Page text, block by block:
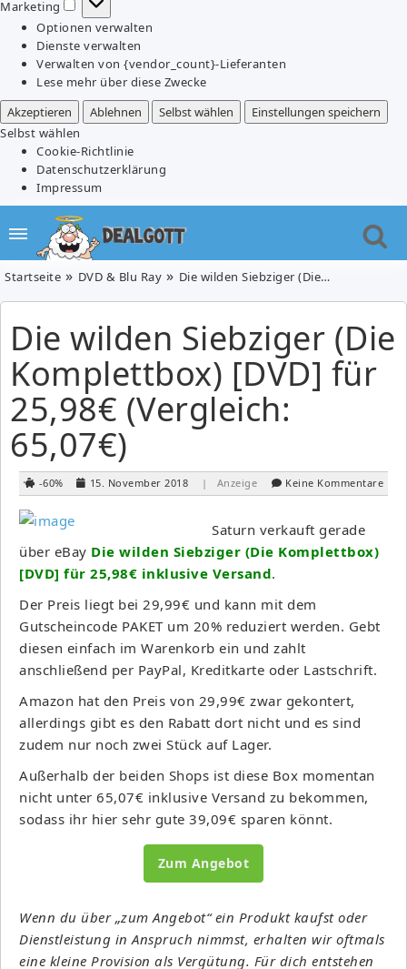
Marketing
Marketing
Optionen verwalten
Dienste verwalten
Verwalten von {vendor_count}-Lieferanten
Lese mehr über diese Zwecke
Akzeptieren
Ablehnen Selbst wählen
Einstellungen speichern
Selbst wählen
Cookie-Richtlinie
Datenschutzerklärung
Impressum
Startseite DVD & Blu Ray Die wilden Siebziger (Die Komplettbox) [DVD] für 25,98€ (Vergleich: 65,07€)
Die wilden Siebziger (Die
Komplettbox) [DVD] für
25,98€ (Vergleich:
65,07€)
-60% 15. November 2018 | Anzeige Keine Kommentare
Saturn verkauft gerade
über eBay Die wilden Siebziger (Die Komplettbox)
[DVD] für 25,98€ inklusive Versand.
Der Preis liegt bei 29,99€ und kann mit dem
Gutscheincode PAKET um 20% reduziert werden. Gebt
diesen einfach im Warenkorb ein und zahlt
anschließend per PayPal, Kreditkarte oder Lastschrift.
Amazon hat den Preis von 29,99€ zwar gekontert,
allerdings gibt es den Rabatt dort nicht und es sind
zudem nur noch zwei Stück auf Lager.
Außerhalb der beiden Shops ist diese Box momentan
nicht unter 65,07€ inklusive Versand zu bekommen,
sodass ihr hier sehr gute 39,09€ sparen könnt.
Zum Angebot
Wenn du über „zum Angebot“ ein Produkt kaufst oder
Dienstleistung in Anspruch nimmst, erhalten wir oftmals
eine kleine Provision als Vergütung. Für dich entstehen